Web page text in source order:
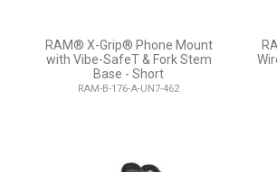
RAM® X-Grip® Phone Mount
with Vibe-SafeT & Fork Stem
Base - Short
RAM-B-176-A-UN7-462